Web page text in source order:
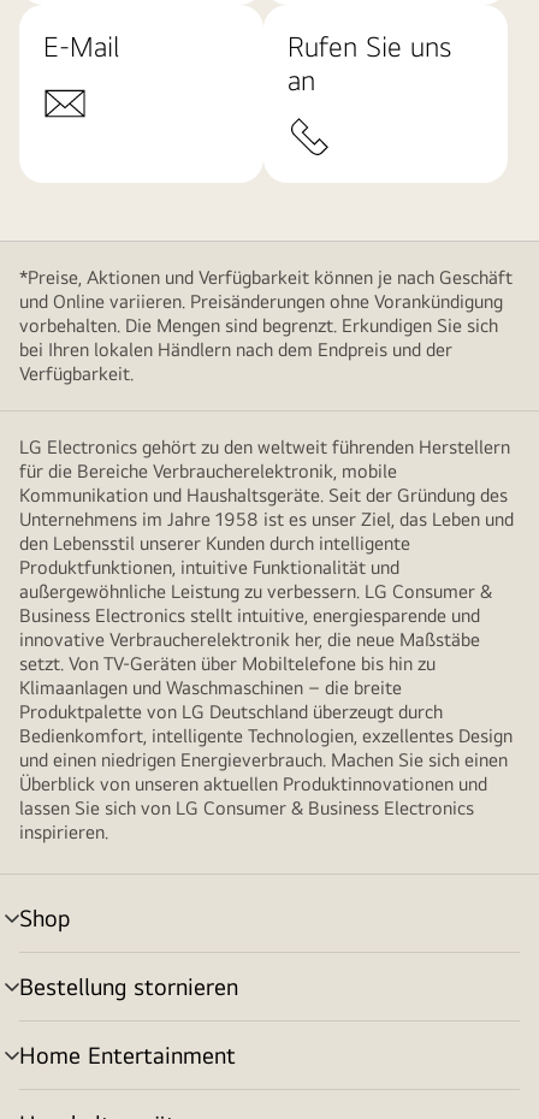
E-Mail
Rufen Sie uns
an
*Preise, Aktionen und Verfügbarkeit können je nach Geschäft
und Online variieren. Preisänderungen ohne Vorankündigung
vorbehalten. Die Mengen sind begrenzt. Erkundigen Sie sich
bei Ihren lokalen Händlern nach dem Endpreis und der
Verfügbarkeit.
LG Electronics gehört zu den weltweit führenden Herstellern
für die Bereiche Verbraucherelektronik, mobile
Kommunikation und Haushaltsgeräte. Seit der Gründung des
Unternehmens im Jahre 1958 ist es unser Ziel, das Leben und
den Lebensstil unserer Kunden durch intelligente
Produktfunktionen, intuitive Funktionalität und
außergewöhnliche Leistung zu verbessern. LG Consumer &
Business Electronics stellt intuitive, energiesparende und
innovative Verbraucherelektronik her, die neue Maßstäbe
setzt. Von TV-Geräten über Mobiltelefone bis hin zu
Klimaanlagen und Waschmaschinen – die breite
Produktpalette von LG Deutschland überzeugt durch
Bedienkomfort, intelligente Technologien, exzellentes Design
und einen niedrigen Energieverbrauch. Machen Sie sich einen
Überblick von unseren aktuellen Produktinnovationen und
lassen Sie sich von LG Consumer & Business Electronics
inspirieren.
Shop
Menü
umschalten
Bestellung stornieren
Menü
umschalten
Home Entertainment
Menü
umschalten